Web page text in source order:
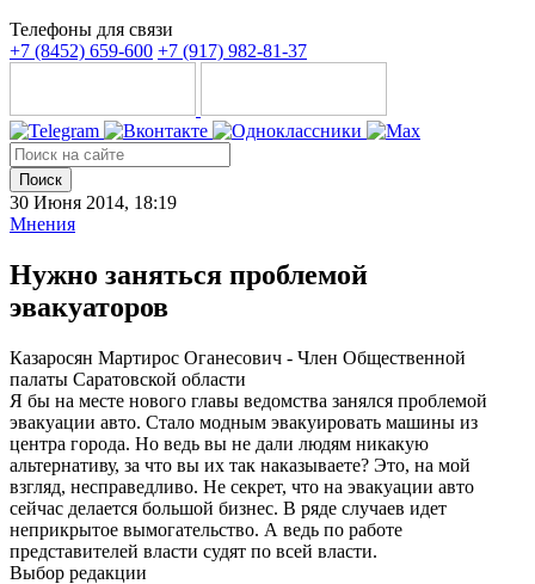
Телефоны для связи
+7 (8452) 659-600 +7 (917) 982-81-37
Поиск
30 Июня 2014, 18:19
Мнения
Нужно заняться проблемой
эвакуаторов
Казаросян Мартирос Оганесович - Член Общественной
палаты Саратовской области
Я бы на месте нового главы ведомства занялся проблемой
эвакуации авто. Стало модным эвакуировать машины из
центра города. Но ведь вы не дали людям никакую
альтернативу, за что вы их так наказываете? Это, на мой
взгляд, несправедливо. Не секрет, что на эвакуации авто
сейчас делается большой бизнес. В ряде случаев идет
неприкрытое вымогательство. А ведь по работе
представителей власти судят по всей власти.
Выбор редакции